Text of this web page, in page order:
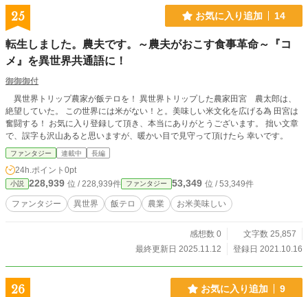
25 お気に入り追加 14
転生しました。農夫です。～農夫がおこす食事革命～『コ
メ』を異世界共通語に！
御御御付
異世界トリップ農家が飯テロを！ 異世界トリップした農家田宮 農太郎は、
絶望していた。 この世界には米がない！と。美味しい米文化を広げる為 田宮は
奮闘する！ お気に入り登録して頂き、本当にありがとうございます。 拙い文章
で、誤字も沢山あると思いますが、暖かい目で見守って頂けたら 幸いです。
ファンタジー 連載中 長編
24h.ポイント 0pt
小説 228,939 位 / 228,939件 ファンタジー 53,349 位 / 53,349件
ファンタジー 異世界 飯テロ 農業 お米美味しい
感想数 0
文字数 25,857
最終更新日 2025.11.12
登録日 2021.10.16
26 お気に入り追加 9